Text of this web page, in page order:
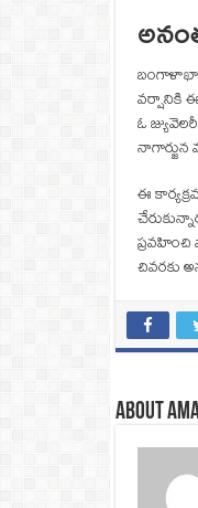
వర్షానికి
ఓ
నాగార్జున
ఈ
చివరకు
About